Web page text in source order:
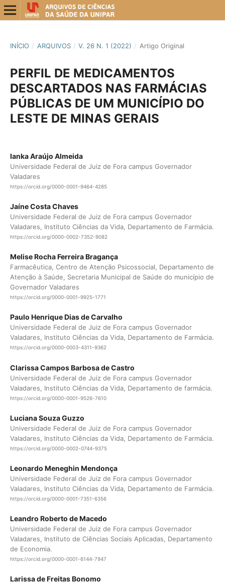
INÍCIO / ARQUIVOS / V. 26 N. 1 (2022) / Artigo Original
PERFIL DE MEDICAMENTOS
DESCARTADOS NAS FARMÁCIAS
PÚBLICAS DE UM MUNICÍPIO DO
LESTE DE MINAS GERAIS
Ianka Araújo Almeida
Universidade Federal de Juiz de Fora campus Governador
Valadares
https://orcid.org/0000-0001-9464-4285
Jaíne Costa Chaves
Universidade Federal de Juiz de Fora campus Governador
Valadares, Instituto Ciências da Vida, Departamento de Farmácia.
https://orcid.org/0000-0002-7352-9082
Melise Rocha Ferreira Bragança
Farmacêutica, Centro de Atenção Psicossocial, Departamento de
Atenção à Saúde, Secretaria Municipal de Saúde do município de
Governador Valadares
https://orcid.org/0000-0001-9925-1771
Paulo Henrique Dias de Carvalho
Universidade Federal de Juiz de Fora campus Governador
Valadares, Instituto Ciências da Vida, Departamento de Farmácia.
https://orcid.org/0000-0003-4311-9362
Clarissa Campos Barbosa de Castro
Universidade Federal de Juiz de Fora campus Governador
Valadares, Instituto Ciências da Vida, Departamento de farmácia.
https://orcid.org/0000-0001-9526-7610
Luciana Souza Guzzo
Universidade Federal de Juiz de Fora campus Governador
Valadares, Instituto Ciências da Vida, Departamento de Farmácia.
https://orcid.org/0000-0002-0744-9375
Leonardo Meneghin Mendonça
Universidade Federal de Juiz de Fora campus Governador
Valadares, Instituto Ciências da Vida, Departamento de Farmácia.
https://orcid.org/0000-0001-7351-6356
Leandro Roberto de Macedo
Universidade Federal de Juiz de Fora campus Governador
Valadares, Instituto de Ciências Sociais Aplicadas, Departamento
de Economia.
https://orcid.org/0000-0001-6144-7947
Larissa de Freitas Bonomo